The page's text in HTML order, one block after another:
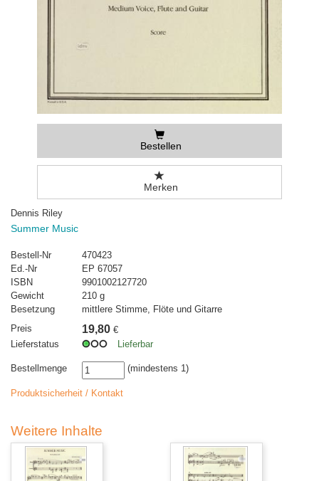
Bestellen
Merken
Dennis Riley
Summer Music
Bestell-Nr
470423
Ed.-Nr
EP 67057
ISBN
9901002127720
Gewicht
210 g
Besetzung
mittlere Stimme, Flöte und Gitarre
Preis
19,80 €
Lieferstatus
Lieferbar
Bestellmenge (mindestens 1)
Produktsicherheit / Kontakt
Weitere Inhalte